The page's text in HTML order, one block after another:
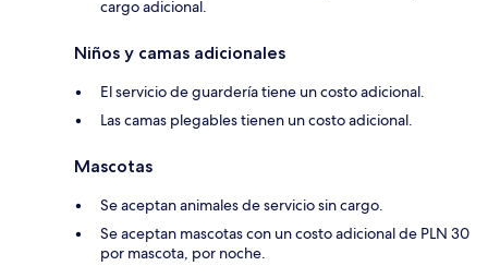
cargo adicional.
Niños y camas adicionales
El servicio de guardería tiene un costo adicional.
Las camas plegables tienen un costo adicional.
Mascotas
Se aceptan animales de servicio sin cargo.
Se aceptan mascotas con un costo adicional de PLN 30
por mascota, por noche.